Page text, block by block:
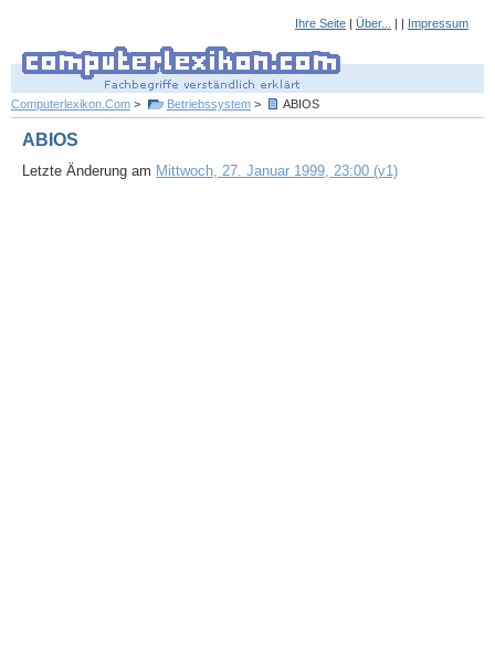
Ihre Seite | Über... | | Impressum
Computerlexikon.Com > Betriebssystem > ABIOS
ABIOS
Letzte Änderung am Mittwoch, 27. Januar 1999, 23:00 (v1)